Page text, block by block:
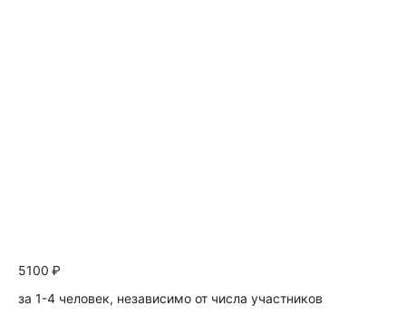
5100 ₽
за 1-4 человек, независимо от числа участников